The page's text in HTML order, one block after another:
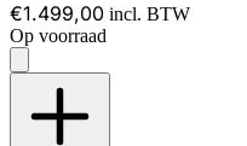
€1.499,00 incl. BTW
Op voorraad